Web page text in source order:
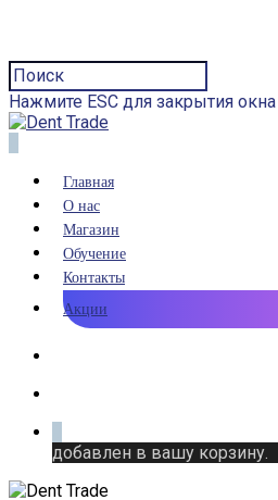
Нажмите ESC для закрытия окна
Главная
О нас
Магазин
Обучение
Контакты
Акции
добавлен в вашу корзину.